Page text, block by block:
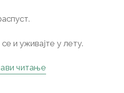
и уживајте у лету.
читање